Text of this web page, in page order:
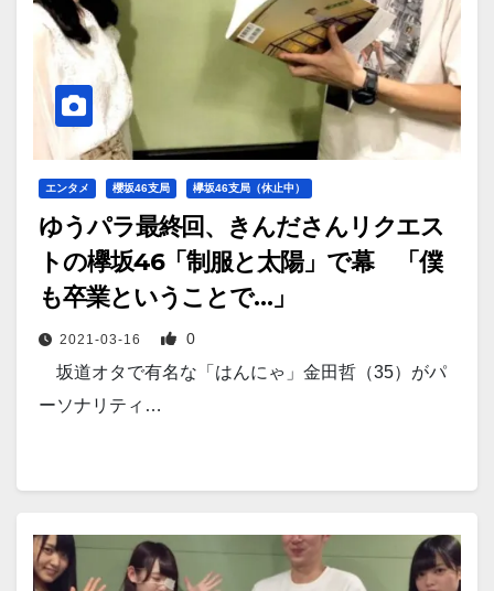
エンタメ 櫻坂46支局 欅坂46支局（休止中）
ゆうパラ最終回、きんださんリクエス
トの欅坂46「制服と太陽」で幕 「僕
も卒業ということで…」
2021-03-16 0
坂道オタで有名な「はんにゃ」金田哲（35）がパ
ーソナリティ…